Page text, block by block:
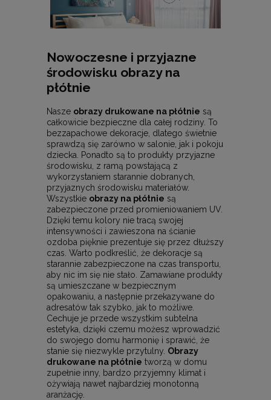
Nowoczesne i przyjazne
środowisku obrazy na
płótnie
Nasze obrazy drukowane na płótnie są
całkowicie bezpieczne dla całej rodziny. To
bezzapachowe dekoracje, dlatego świetnie
sprawdzą się zarówno w salonie, jak i pokoju
dziecka. Ponadto są to produkty przyjazne
środowisku, z ramą powstającą z
wykorzystaniem starannie dobranych,
przyjaznych środowisku materiałów.
Wszystkie obrazy na płótnie są
zabezpieczone przed promieniowaniem UV.
Dzięki temu kolory nie tracą swojej
intensywności i zawieszona na ścianie
ozdoba pięknie prezentuje się przez dłuższy
czas. Warto podkreślić, że dekoracje są
starannie zabezpieczone na czas transportu,
aby nic im się nie stało. Zamawiane produkty
są umieszczane w bezpiecznym
opakowaniu, a następnie przekazywane do
adresatów tak szybko, jak to możliwe.
Cechuje je przede wszystkim subtelna
estetyka, dzięki czemu możesz wprowadzić
do swojego domu harmonię i sprawić, że
stanie się niezwykle przytulny. Obrazy
drukowane na płótnie tworzą w domu
zupełnie inny, bardzo przyjemny klimat i
ożywiają nawet najbardziej monotonną
aranżację.